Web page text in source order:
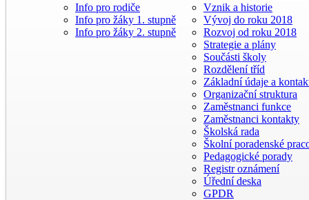
Info pro rodiče
Info pro žáky 1. stupně
Info pro žáky 2. stupně
Vznik a historie
Vývoj do roku 2018
Rozvoj od roku 2018
Strategie a plány
Součásti školy
Rozdělení tříd
Základní údaje a
Organizační struktura
Zaměstnanci funkce
Zaměstnanci kontakty
Školská rada
Školní poradenské
Pedagogické porady
Registr oznámení
Úřední deska
GPDR